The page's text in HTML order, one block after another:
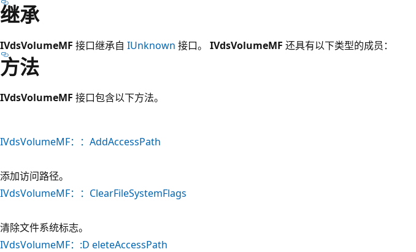
继承
IVdsVolumeMF 接口继承自 IUnknown 接口。 IVdsVolumeMF 还具有以下类型的成员：
方法
IVdsVolumeMF 接口包含以下方法。
IVdsVolumeMF：：AddAccessPath
添加访问路径。
IVdsVolumeMF：：ClearFileSystemFlags
清除文件系统标志。
IVdsVolumeMF：:D eleteAccessPath